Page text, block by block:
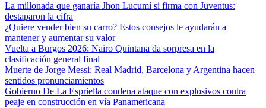
La millonada que ganaría Jhon Lucumí si firma con Juventus:
destaparon la cifra
¿Quiere vender bien su carro? Estos consejos le ayudarán a
mantener y aumentar su valor
Vuelta a Burgos 2026: Nairo Quintana da sorpresa en la
clasificación general final
Muerte de Jorge Messi: Real Madrid, Barcelona y Argentina hacen
sentidos pronunciamientos
Gobierno De La Espriella condena ataque con explosivos contra
peaje en construcción en vía Panamericana